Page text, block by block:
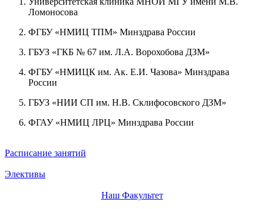
Ломоносова
ФГБУ «НМИЦ ТПМ» Минздрава России
ГБУЗ «ГКБ № 67 им. Л.А. Ворохобова ДЗМ»
ФГБУ «НМИЦК им. Ак. Е.И. Чазова» Минздрава
России
ГБУЗ «НИИ СП им. Н.В. Склифосовского ДЗМ»
ФГАУ «НМИЦ ЛРЦ» Минздрава России
Расписание занятий
Элективы
Наш Факультет